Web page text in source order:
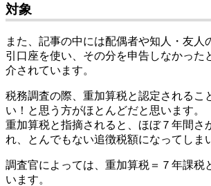
対象
また、記事の中には配偶者や知人・友人
引口座を使い、その分を申告しなかった
介されています。
税務調査の際、重加算税と認定されるこ
い！と思う方がほとんどだと思います。
重加算税と指摘されると、ほぼ７年間さ
れ、とんでもない追徴税額になってしま
調査官によっては、重加算税＝７年課税
います。